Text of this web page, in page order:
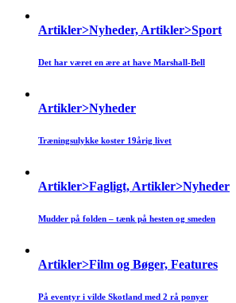
Artikler>Nyheder, Artikler>Sport
Det har været en ære at have Marshall-Bell
Artikler>Nyheder
Træningsulykke koster 19årig livet
Artikler>Fagligt, Artikler>Nyheder
Mudder på folden – tænk på hesten og smeden
Artikler>Film og Bøger, Features
På eventyr i vilde Skotland med 2 rå ponyer